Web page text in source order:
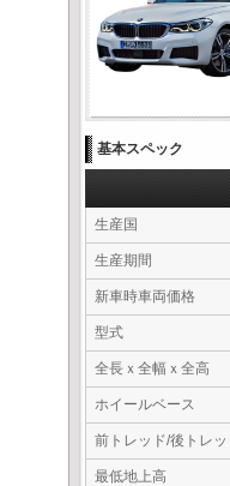
基本スペック
生産国
生産期間
新車時車両価格
型式
全長ｘ全幅ｘ全高
ホイールベース
前トレッド/後トレッ
最低地上高